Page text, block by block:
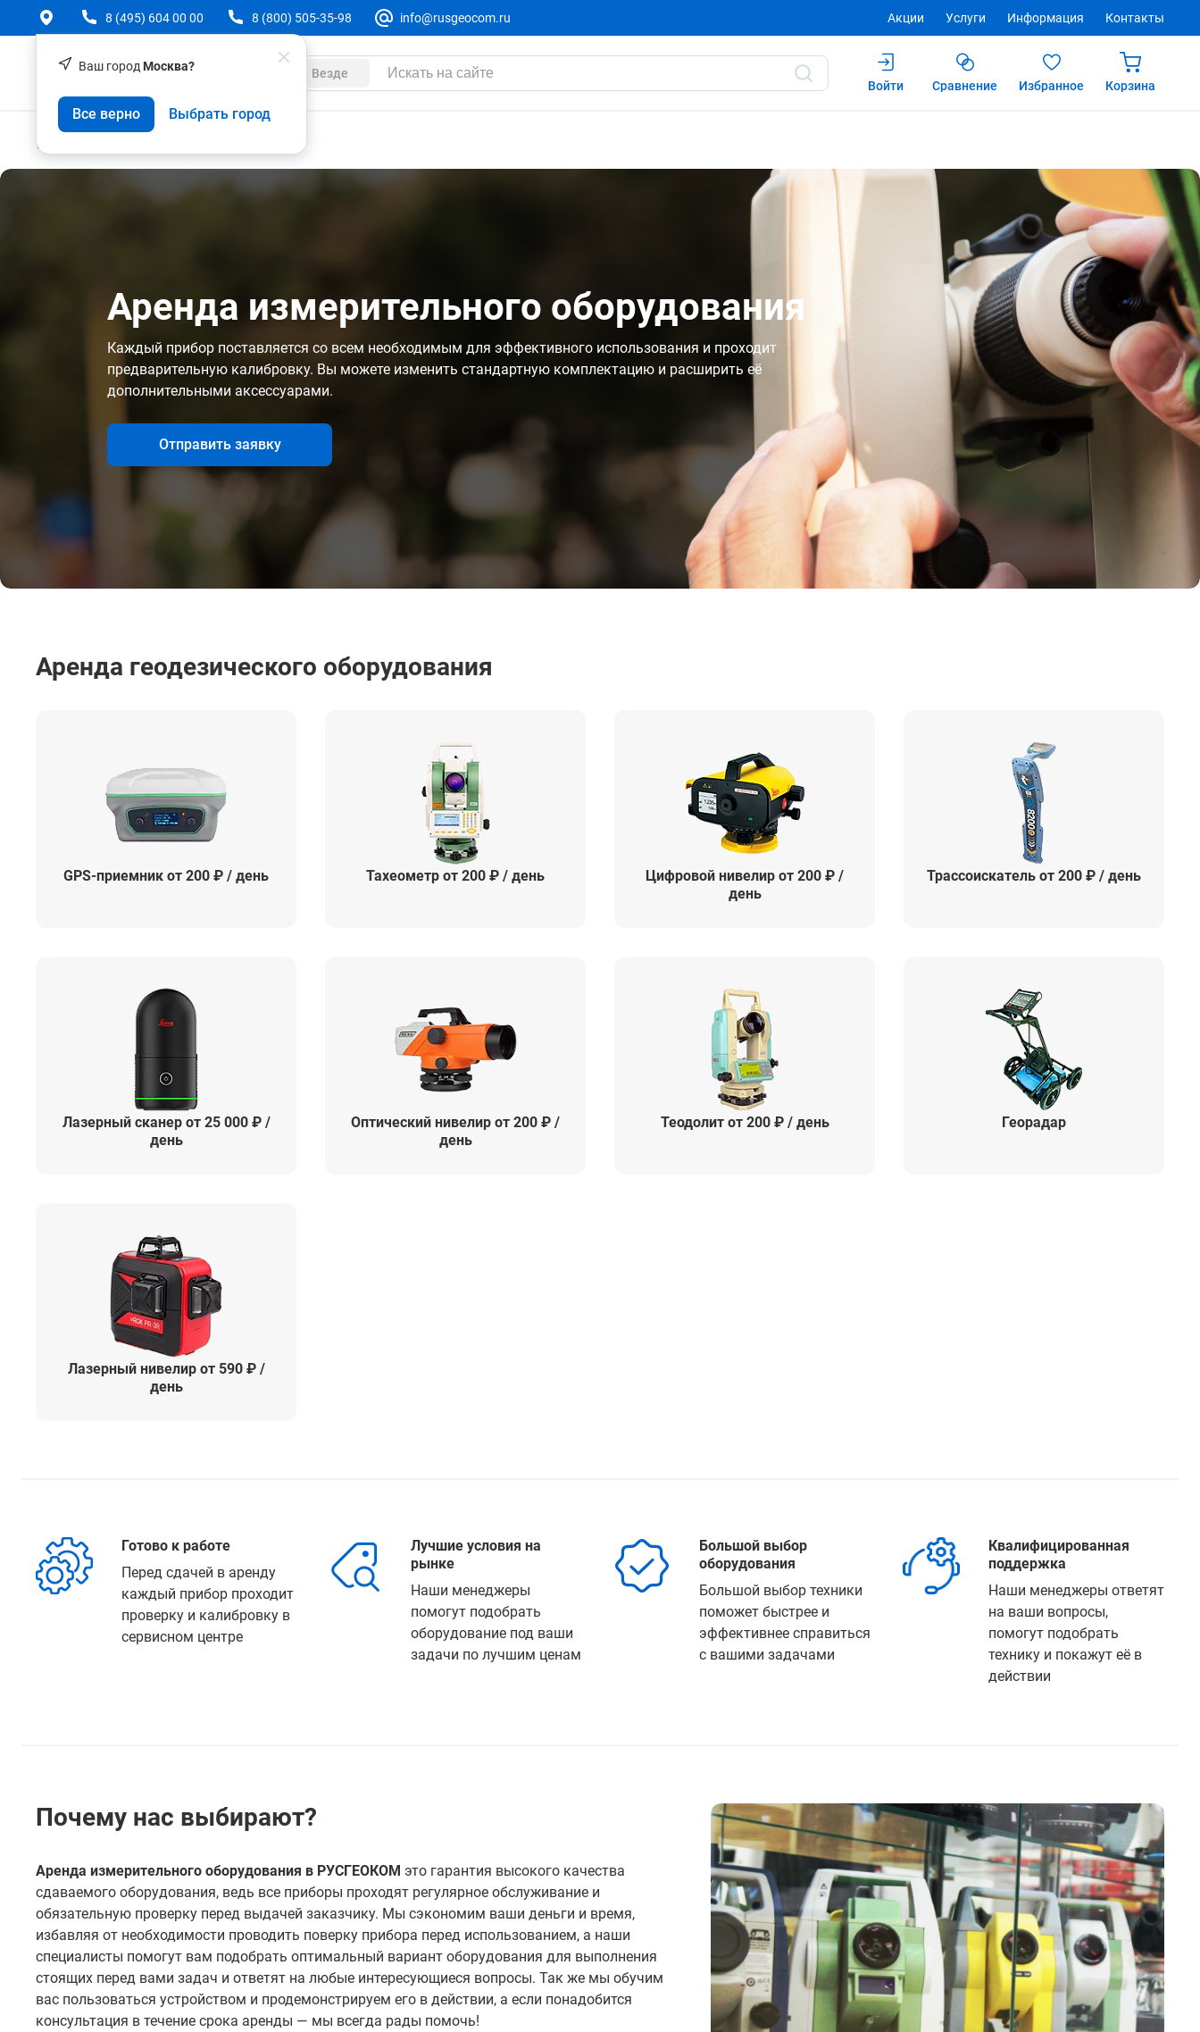
Ваш город Москва?
Все верно Выбрать город
8 (495) 604 00 00 8 (800) 505-35-98 info@rusgeocom.ru Акции Услуги Информация Контакты
Везде
Войти
Сравнение Избранное Корзина
Услуги
Аренда измерительного оборудования
Каждый прибор поставляется со всем необходимым для эффективного использования и проходит
предварительную калибровку. Вы можете изменить стандартную комплектацию и расширить её
дополнительными аксессуарами.
Отправить заявку
Аренда геодезического оборудования
GPS-приемник от 200 ₽ / день Тахеометр от 200 ₽ / день
Цифровой нивелир от 200 ₽ /
день
Трассоискатель от 200 ₽ / день
Лазерный сканер от 25 000 ₽ /
день
Оптический нивелир от 200 ₽ /
день
Теодолит от 200 ₽ / день Георадар
Лазерный нивелир от 590 ₽ /
день
Готово к работе
Перед сдачей в аренду
каждый прибор проходит
проверку и калибровку в
сервисном центре
Лучшие условия на
рынке
Наши менеджеры
помогут подобрать
оборудование под ваши
задачи по лучшим ценам
Большой выбор
оборудования
Большой выбор техники
поможет быстрее и
эффективнее справиться
с вашими задачами
Квалифицированная
поддержка
Наши менеджеры ответят
на ваши вопросы,
помогут подобрать
технику и покажут её в
действии
Почему нас выбирают?
Аренда измерительного оборудования в РУСГЕОКОМ это гарантия высокого качества
сдаваемого оборудования, ведь все приборы проходят регулярное обслуживание и
обязательную проверку перед выдачей заказчику. Мы сэкономим ваши деньги и время,
избавляя от необходимости проводить поверку прибора перед использованием, а наши
специалисты помогут вам подобрать оптимальный вариант оборудования для выполнения
стоящих перед вами задач и ответят на любые интересующиеся вопросы. Так же мы обучим
вас пользоваться устройством и продемонстрируем его в действии, а если понадобится
консультация в течение срока аренды — мы всегда рады помочь!